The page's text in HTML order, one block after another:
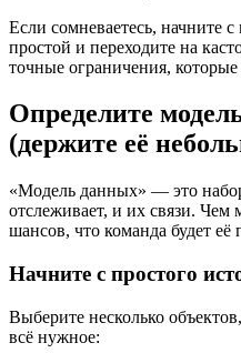
Если сомневаетесь, начните
простой и переходите на
точные ограничения,
Определите
(держите её
«Модель данных» — это
отслеживает, и их связи. Чем
шансов, что команда будет её
Начните с простого
Выберите несколько
всё нужное: